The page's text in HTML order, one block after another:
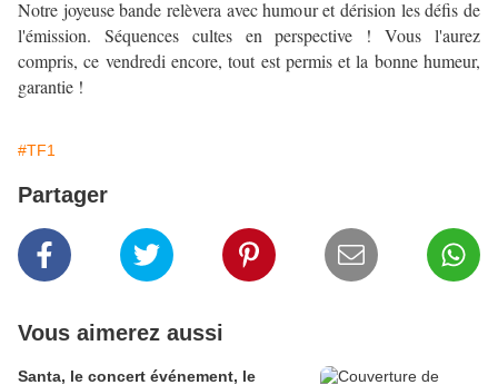
Notre joyeuse bande relèvera avec humour et dérision les défis de
l'émission. Séquences cultes en perspective ! Vous l'aurez
compris, ce vendredi encore, tout est permis et la bonne humeur,
garantie !
#TF1
Partager
Vous aimerez aussi
Santa, le concert événement, le